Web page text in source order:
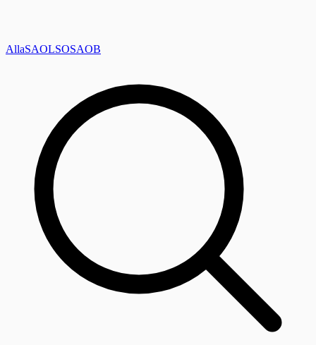
AllaSAOLSOSAOB